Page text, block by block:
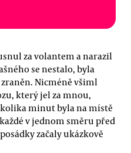
za volantem a narazil
se nestalo, byla
Nicméně všiml
který jel za mnou,
minut byla na místě
v jednom směru před
začaly ukázkově